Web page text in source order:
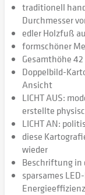
traditionell
Durchmesser
edler Holzfuß
formschöner
Gesamthöhe 42
Doppelbild-
Ansicht
LICHT AUS:
erstellte
LICHT AN:
diese
wieder
Beschriftung in
sparsames